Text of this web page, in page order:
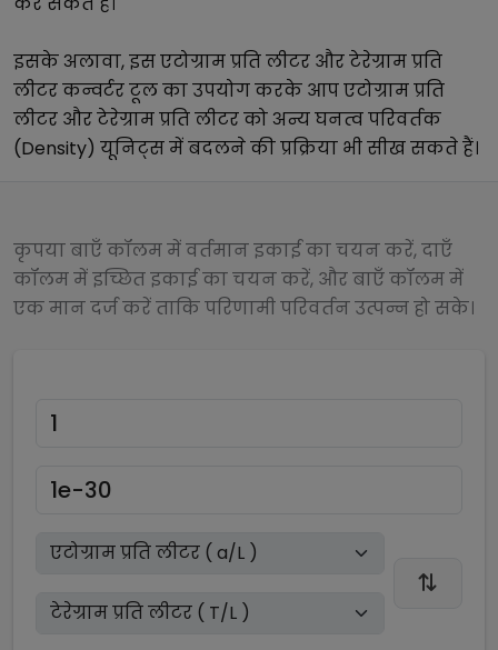
इसके अलावा, इसएटोग्राम प्रति लीटर औरटेरेग्राम प्रति
लीटरकन्वर्टर टूल का उपयोग करके आपएटोग्राम प्रति
लीटर औरटेरेग्राम प्रति लीटरको अन्यघनत्व परिवर्तक
(Density) यूनिट्स में बदलने की प्रक्रिया भी सीख सकते हैं।
कृपया बाएँ कॉलम में वर्तमान इकाई का चयन करें, दाएँ
कॉलम में इच्छित इकाई का चयन करें, और बाएँ कॉलम में
एक मान दर्ज करें ताकि परिणामी परिवर्तन उत्पन्न हो सके।